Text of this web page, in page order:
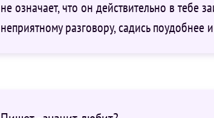
не означает, что он действительно в тебе
неприятному разговору, садись поудобнее